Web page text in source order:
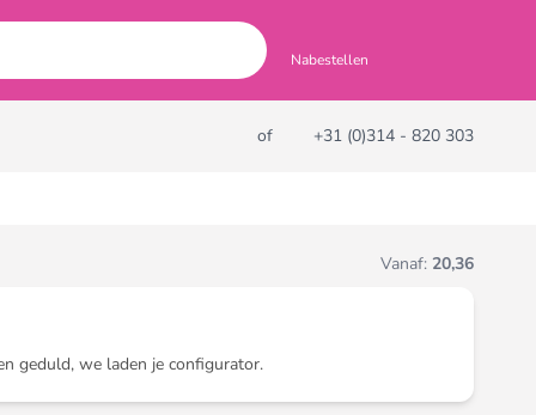
Nabestellen
of +31 (0)314 - 820 303
Vanaf: 20,36
geduld, we laden je configurator.